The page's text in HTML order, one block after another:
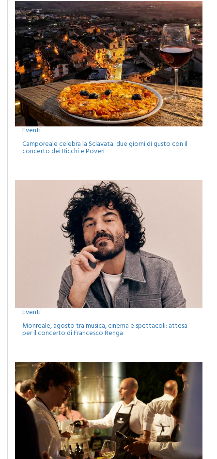
Eventi
Camporeale celebra la Sciavata: due giorni di gusto con il
Eventi
Monreale, agosto tra musica, cinema e spettacoli: attesa